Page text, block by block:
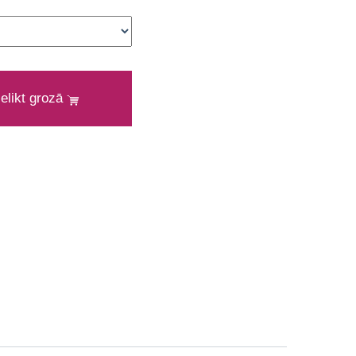
grozā